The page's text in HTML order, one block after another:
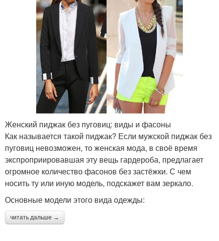
Женский пиджак без пуговиц: виды и фасоны
Как называется такой пиджак? Если мужской пиджак без
пуговиц невозможен, то женская мода, в своё время
экспроприировавшая эту вещь гардероба, предлагает
огромное количество фасонов без застёжки. С чем
носить ту или иную модель, подскажет вам зеркало.
Основные модели этого вида одежды:
читать дальше →